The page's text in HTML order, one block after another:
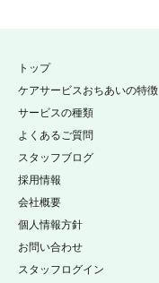
トップ
ケアサービスおちあいの特徴
サービスの種類
よくあるご質問
スタッフブログ
採用情報
会社概要
個人情報方針
お問い合わせ
スタッフログイン